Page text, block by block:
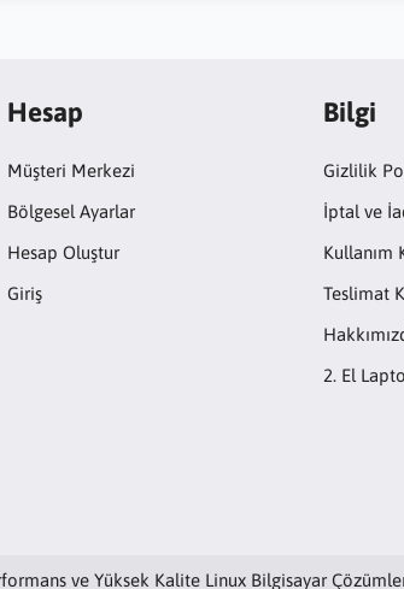
Hesap
Müşteri Merkezi
Bölgesel Ayarlar
Hesap Oluştur
Giriş
Bilgi
Gizlilik
İptal ve
Kullanım
Teslimat
2. El
ve Yüksek Kalite Linux Bilgisayar